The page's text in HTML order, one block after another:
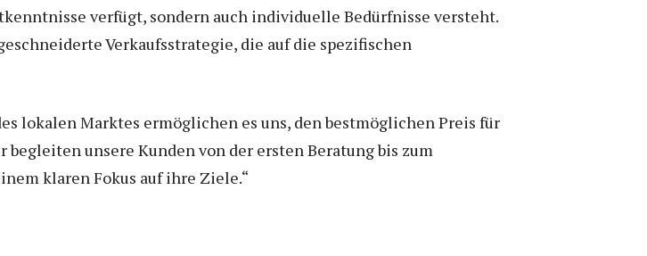
verfügt, sondern auch individuelle Bedürfnisse versteht.
Verkaufsstrategie, die auf die spezifischen
lokalen Marktes ermöglichen es uns, den bestmöglichen Preis für
unsere Kunden von der ersten Beratung bis zum
klaren Fokus auf ihre Ziele.“